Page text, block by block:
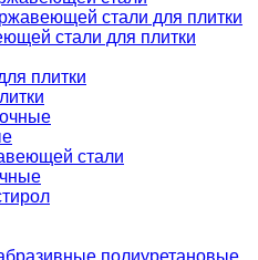
стали для плитки
стали для плитки
плитки
стали
полиуретановые